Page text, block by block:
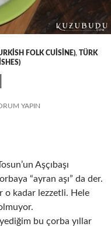
FOLK CUISINE), TÜRK
YAPIN
Aşçıbaşı
“ayran aşı” da der.
o kadar lezzetli. Hele
bu çorba yıllar